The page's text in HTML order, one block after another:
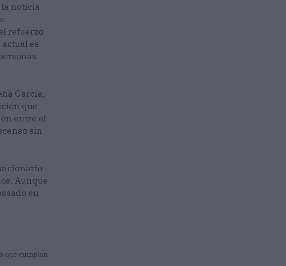
la noticia
refuerzo
es
García,
que
entre el
sin
Aunque
en
que cumplan